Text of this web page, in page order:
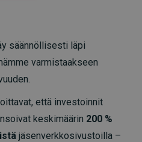
säännöllisesti läpi
varmistaakseen
että investoinnit
keskimäärin 200 %
jäsenverkkosivustoilla –